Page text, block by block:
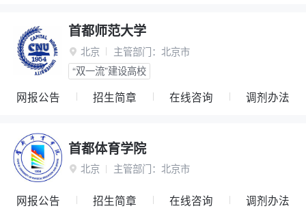
首都师范大学
 北京 主管部门： 北京市
“双一流”建设高校
网报公告 招生简章 在线咨询 调剂办法
首都体育学院
 北京 主管部门： 北京市
网报公告 招生简章 在线咨询 调剂办法